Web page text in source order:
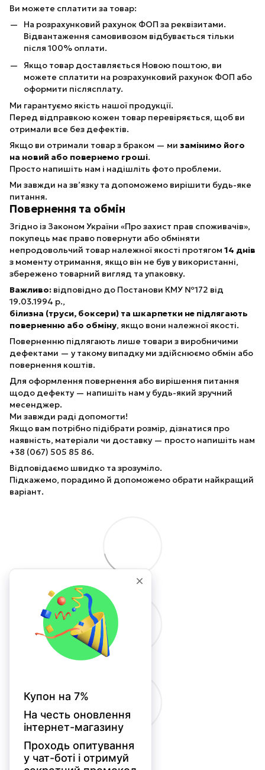
Ви можете сплатити за товар:
На розрахунковий рахунок ФОП за реквізитами.
Відвантаження самовивозом відбувається тільки
після 100% оплати.
Якщо товар доставляється Новою поштою, ви
можете сплатити на розрахунковий рахунок ФОП або
оформити післясплату.
Ми гарантуємо якість нашої продукції.
Перед відправкою кожен товар перевіряється, щоб ви
отримали все без дефектів.
Якщо ви отримали товар з браком — ми замінимо його
на новий або повернемо гроші.
Просто напишіть нам і надішліть фото проблеми.
Ми завжди на зв’язку та допоможемо вирішити будь-яке
питання.
Повернення та обмін
Згідно із Законом України «Про захист прав споживачів»,
покупець має право повернути або обміняти
непродовольчий товар належної якості протягом 14 днів
з моменту отримання, якщо він не був у використанні,
збережено товарний вигляд та упаковку.
Важливо: відповідно до Постанови КМУ №172 від
19.03.1994 р.,
білизна (труси, боксери) та шкарпетки не підлягають
поверненню або обміну, якщо вони належної якості.
Поверненню підлягають лише товари з виробничими
дефектами — у такому випадку ми здійснюємо обмін або
повернення коштів.
Для оформлення повернення або вирішення питання
щодо дефекту — напишіть нам у будь-який зручний
месенджер.
Ми завжди раді допомогти!
Якщо вам потрібно підібрати розмір, дізнатися про
наявність, матеріали чи доставку — просто напишіть нам
+38 (067) 505 85 86.
Відповідаємо швидко та зрозуміло.
Підкажемо, порадимо й допоможемо обрати найкращий
варіант.